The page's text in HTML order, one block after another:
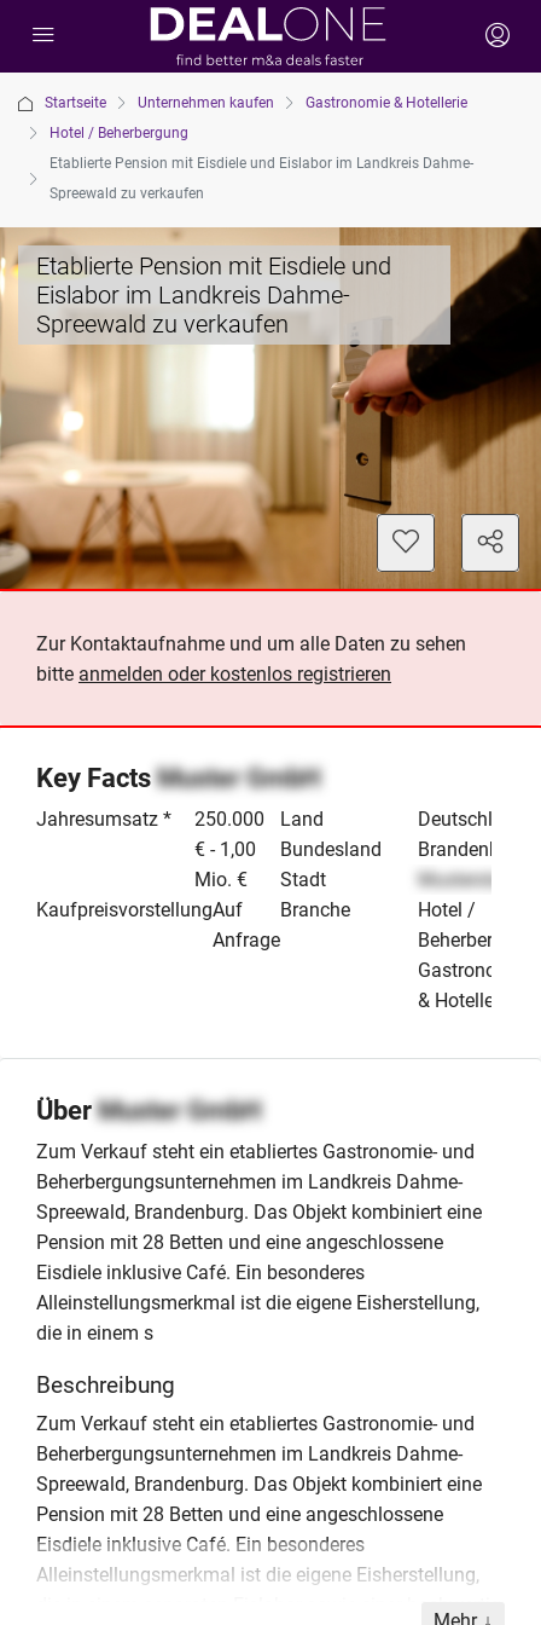
Startseite Unternehmen kaufen
Gastronomie & Hotellerie
Hotel / Beherbergung
Etablierte Pension mit Eisdiele und Eislabor im Landkreis Dahme-
Spreewald zu verkaufen
Etablierte Pension mit Eisdiele und
Eislabor im Landkreis Dahme-
Spreewald zu verkaufen
Zur Kontaktaufnahme und um alle Daten zu sehen
bitte anmelden oder kostenlos registrieren
Key FactsMuster GmbH
Jahresumsatz *
250.000
€ - 1,00
Mio. €
KaufpreisvorstellungAuf
Anfrage
Land
Deutschland
Bundesland
Brandenburg
Stadt
Musterstadt
Branche
Hotel /
Beherbergung
Gastronomie
& Hotellerie
ÜberMuster GmbH
Zum Verkauf steht ein etabliertes Gastronomie- und
Beherbergungsunternehmen im Landkreis Dahme-
Spreewald, Brandenburg. Das Objekt kombiniert eine
Pension mit 28 Betten und eine angeschlossene
Eisdiele inklusive Café. Ein besonderes
Alleinstellungsmerkmal ist die eigene Eisherstellung,
die in einem s
Beschreibung
Zum Verkauf steht ein etabliertes Gastronomie- und
Beherbergungsunternehmen im Landkreis Dahme-
Spreewald, Brandenburg. Das Objekt kombiniert eine
Pension mit 28 Betten und eine angeschlossene
Eisdiele inklusive Café. Ein besonderes
Alleinstellungsmerkmal ist die eigene Eisherstellung,